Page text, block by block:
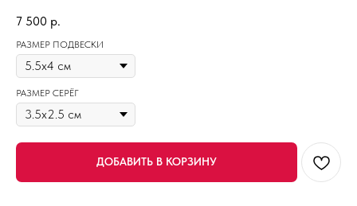
7 500 р.
РАЗМЕР ПОДВЕСКИ
РАЗМЕР СЕРЁГ
ДОБАВИТЬ В КОРЗИНУ